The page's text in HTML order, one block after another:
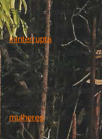
E acrescentou que "a
todos os 12 apóstolos
ininterrupta' de
criado em seis dias
pensam assim".
A declaração da
documento de 1994,
mulheres"neste